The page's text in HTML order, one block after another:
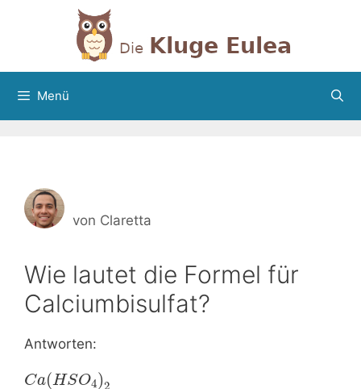
Menü
von Claretta
Wie lautet die Formel für
Calciumbisulfat?
Antworten:
Ca(HSO4)2